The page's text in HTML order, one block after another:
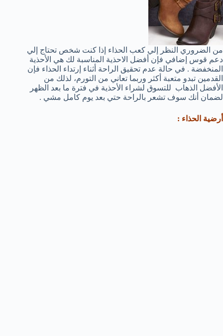
من الضروري النظر إلي كعب الحذاء إذا كنت شخص تحتاج إلي
دعم قوس إضافي فإن أفضل الاحذية المناسبة لك هي الأحذية
المنخفضة . في حالة عدم تحقيق الراحة أثناء إرتداء الحذاء فإن
القدمين تبدو متعبة أكثر وربما تعاني من التورم، لذلك من
الأفضل الذهاب للتسوق لشراء الأحذية في فترة ما بعد الظهر
لضمان أنك سوف تشعر بالراحة حتي بعد يوم كامل مشي .
أرضية الحذاء :